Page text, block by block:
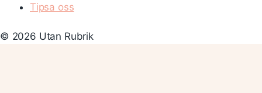
Tipsa oss
© 2026 Utan Rubrik